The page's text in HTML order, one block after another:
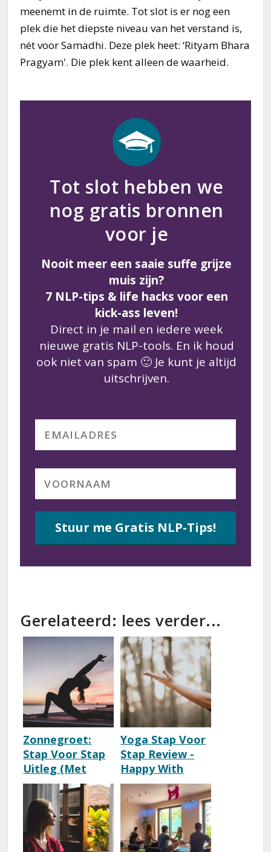
meenemt in de ruimte. Tot slot is er nog een
plek die het diepste niveau van het verstand is,
nét voor Samadhi. Deze plek heet: ‘Rityam Bhara
Pragyam'. Die plek kent alleen de waarheid.
Gerelateerd: lees verder...
Zonnegroet:
Stap Voor Stap
Uitleg (Met
Beelden) [Yoga-
Houdingen]
Yoga Stap Voor
Stap Review -
Happy With
Yoga [Slechte
Keus?]
Tot slot hebben we
nog gratis bronnen
voor je
Nooit meer een saaie suffe grijze
muis zijn?
7 NLP-tips & life hacks voor een
kick-ass leven!
Direct in je mail en iedere week
nieuwe gratis NLP-tools. En ik houd
ook niet van spam 🙂 Je kunt je altijd
uitschrijven.
Stuur me Gratis NLP-Tips!